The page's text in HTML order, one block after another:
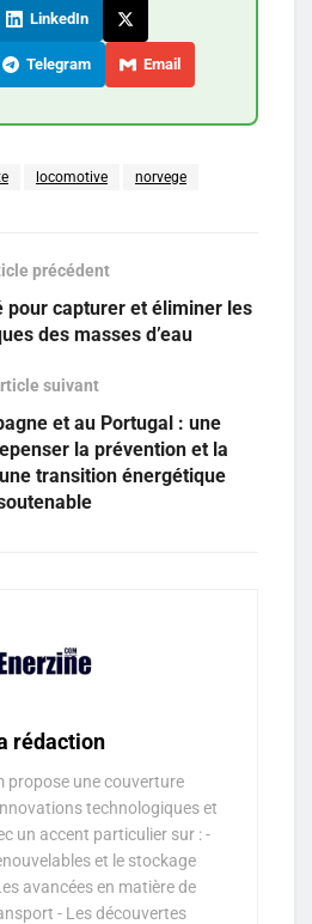
LinkedIn
Telegram Email
locomotive norvege
précédent
pour capturer et éliminer les
des masses d’eau
suivant
et au Portugal : une
la prévention et la
transition énergétique
rédaction
propose une couverture
technologiques et
un accent particulier sur : -
et le stockage
avancées en matière de
- Les découvertes